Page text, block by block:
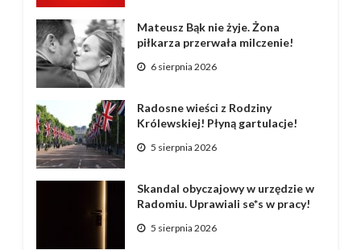
Mateusz Bąk nie żyje. Żona
piłkarza przerwała milczenie!
6 sierpnia 2026
Radosne wieści z Rodziny
Królewskiej! Płyną gartulacje!
5 sierpnia 2026
Skandal obyczajowy w urzędzie w
Radomiu. Uprawiali se*s w pracy!
5 sierpnia 2026